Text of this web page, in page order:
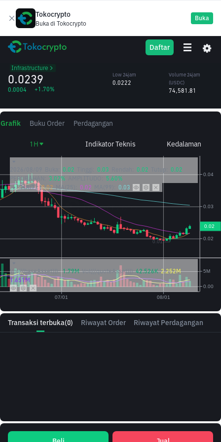
Tokocrypto
Buka di Tokocrypto
Buka
Daftar
PHA Phala.Network
Infrastructure
0.0239
0.0004 +1.70%
Low 24jam
0.0222
Volume 24jam
(PHA)
Volume 24jam
(USDC)
74,581.81
Transaksi terbuka(0) Riwayat Order Riwayat Perdagangan
Grafik Buku Order Perdagangan
1H Indikator Teknis Kedalaman
0.02 0.03 0.02 Tutup:
0.02
PERUBAHAN:
3.02%
5.60%
MA(7): 0.02 MA(25): 0.02 0.03
Vol({{baseAsset}}): 1.79M Vol({{quoteAsset}}) 42.526K 2.252M
1.651M